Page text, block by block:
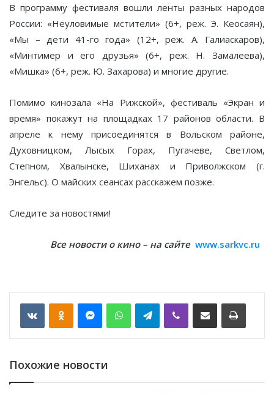
В программу фестиваля вошли ленты разных народов
России: «Неуловимые мстители» (6+, реж. Э. Кеосаян),
«Мы – дети 41-го года» (12+, реж. А. Галиаскаров),
«Минтимер и его друзья» (6+, реж. Н. Замалеева),
«Мишка» (6+, реж. Ю. Захарова) и многие другие.
Помимо кинозала «На Рижской», фестиваль «Экран и
время» покажут на площадках 17 районов области. В
апреле к нему присоединятся в Вольском районе,
Духовницком, Лысых Горах, Пугачеве, Светлом,
Степном, Хвалынске, Шиханах и Приволжском (г.
Энгельс). О майских сеансах расскажем позже.
Следите за новостями!
Все новости о кино – на сайте www.sarkvc.ru
VKontakte WhatsApp Telegram
Похожие новости